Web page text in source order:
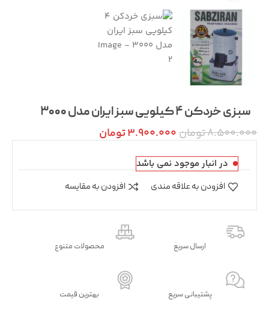
سبزی خردکن ۴ کیلویی سبز ایران مدل ۳۰۰۰
8.500.000تومان3.900.000تومان
در انبار موجود نمی باشد
افزودن به علاقه مندی افزودن به مقایسه
ارسال سریع محصولات متنوع
پشتیبانی سریع بهترین قیمت